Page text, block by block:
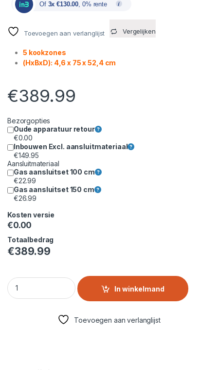
Of 3x €130.00, 0% rente
Toevoegen aan verlanglijst Vergelijken
5 kookzones
(HxBxD): 4,6 x 75 x 52,4 cm
€389.99
Bezorgopties
Oude apparatuur retour
€0.00
Inbouwen Excl. aansluitmateriaal
€149.95
Aansluitmateriaal
Gas aansluitset 100 cm
€22.99
Gas aansluitset 150 cm
€26.99
Kosten versie
€0.00
Totaalbedrag
€389.99
BEKO gaskookplaat HILL 75235 S NL quantity
In winkelmand
Toevoegen aan verlanglijst